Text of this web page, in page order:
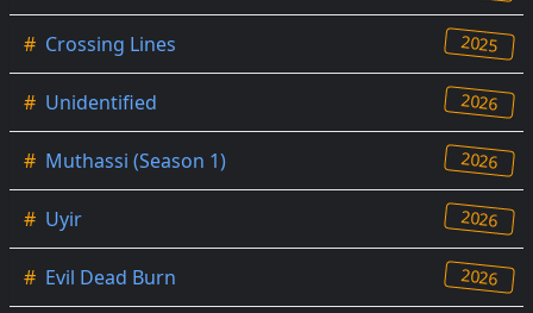
# Crossing Lines 2025
# Unidentified 2026
# Muthassi (Season 1) 2026
# Uyir 2026
# Evil Dead Burn 2026